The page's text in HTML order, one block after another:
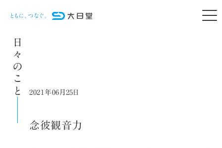
日々のこと 2021年06月25日
念彼観音力